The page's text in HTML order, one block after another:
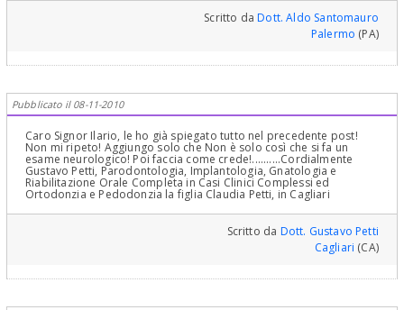
Scritto daDott. Aldo Santomauro
Palermo (PA)
Pubblicato il 08-11-2010
Caro Signor Ilario, le ho già spiegato tutto nel precedente post!
Non mi ripeto! Aggiungo solo che Non è solo così che si fa un
esame neurologico! Poi faccia come crede!..........Cordialmente
Gustavo Petti, Parodontologia, Implantologia, Gnatologia e
Riabilitazione Orale Completa in Casi Clinici Complessi ed
Ortodonzia e Pedodonzia la figlia Claudia Petti, in Cagliari
Scritto da Dott. Gustavo Petti
Cagliari (CA)